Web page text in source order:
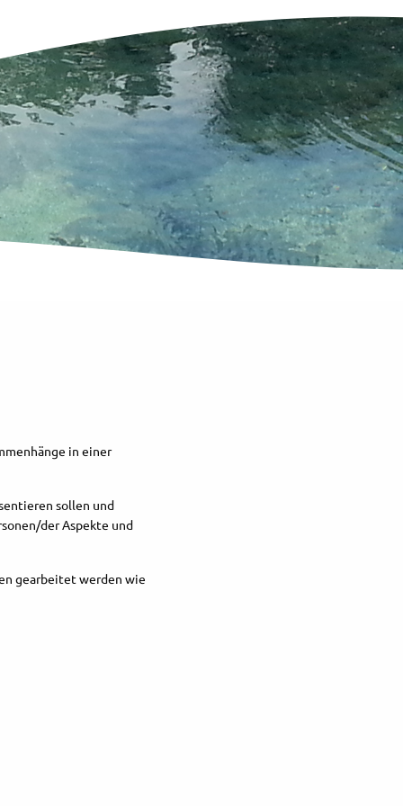
in einer
sollen und
der Aspekte und
gearbeitet werden wie